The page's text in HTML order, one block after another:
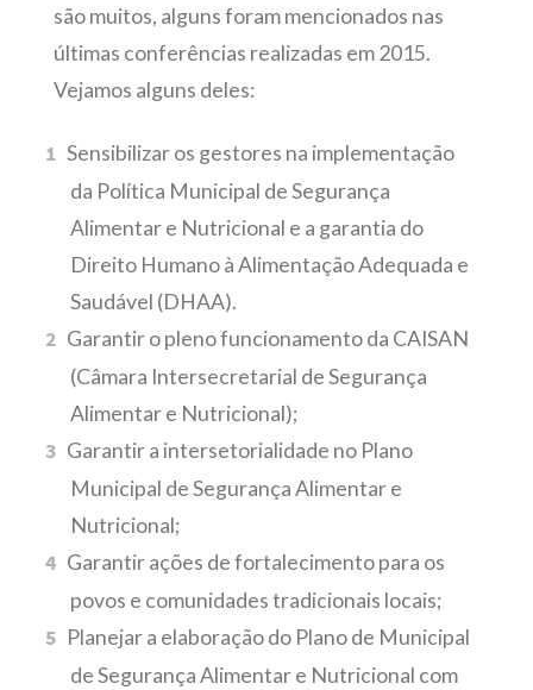
são muitos, alguns foram mencionados nas
últimas conferências realizadas em 2015.
Vejamos alguns deles:
Sensibilizar os gestores na implementação
da Política Municipal de Segurança
Alimentar e Nutricional e a garantia do
Direito Humano à Alimentação Adequada e
Saudável (DHAA).
Garantir o pleno funcionamento da CAISAN
(Câmara Intersecretarial de Segurança
Alimentar e Nutricional);
Garantir a intersetorialidade no Plano
Municipal de Segurança Alimentar e
Nutricional;
Garantir ações de fortalecimento para os
povos e comunidades tradicionais locais;
Planejar a elaboração do Plano de Municipal
de Segurança Alimentar e Nutricional com